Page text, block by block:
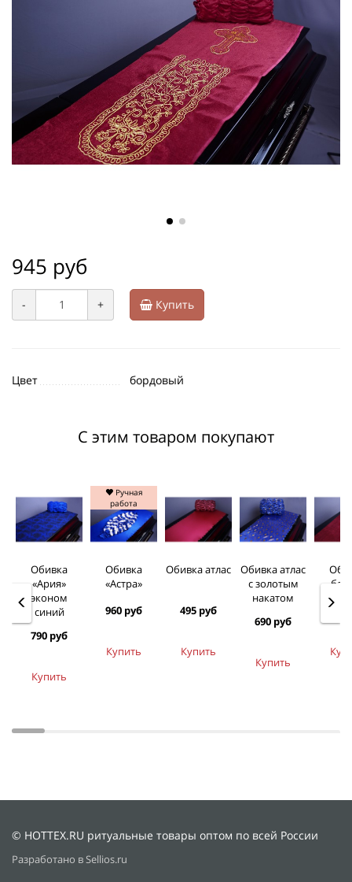
945 руб
- + Купить
Цвет бордовый
С этим товаром покупают
Обивка
«Ария»
эконом
синий
790 руб
Купить
Ручная
работа
Обивка
«Астра»
960 руб
Купить
Обивка атлас
495 руб
Купить
Обивка атлас
c золотым
накатом
690 руб
Купить
645
© HOTTEX.RU ритуальные товары оптом по всей России
Разработано в Sellios.ru